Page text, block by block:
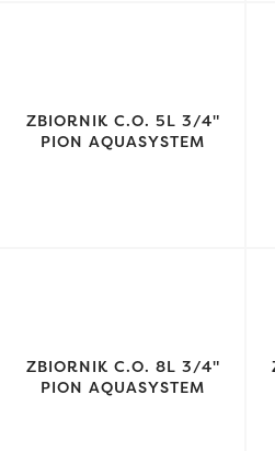
ZBIORNIK C.O. 5L 3/4"
PION AQUASYSTEM
ZBIORNIK C.O. 8L 3/4"
PION AQUASYSTEM